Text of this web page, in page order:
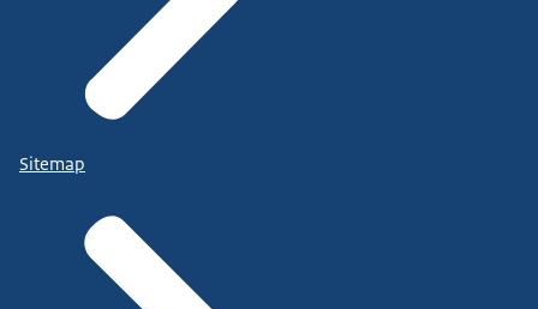
Sitemap